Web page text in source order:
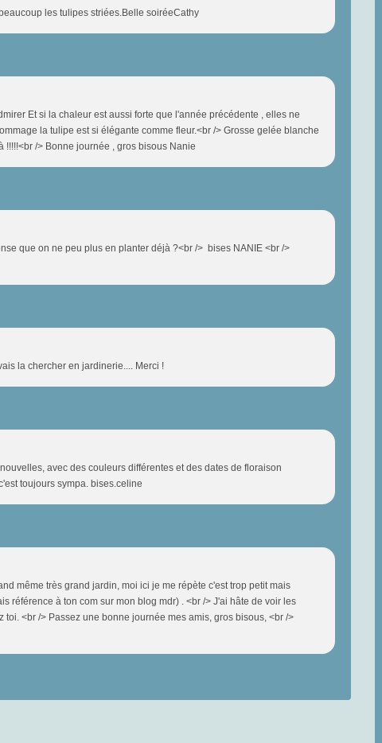
les tulipes striées.Belle soiréeCathy
Et si la chaleur est aussi forte que l'année précédente , elles ne
la tulipe est si élégante comme fleur.<br /> Grosse gelée blanche
/> Bonne journée , gros bisous Nanie
que on ne peu plus en planter déjà ?<br /> bises NANIE <br />
la chercher en jardinerie.... Merci !
avec des couleurs différentes et des dates de floraison
toujours sympa. bises.celine
même très grand jardin, moi ici je me répète c'est trop petit mais
référence à ton com sur mon blog mdr) . <br /> J'ai hâte de voir les
<br /> Passez une bonne journée mes amis, gros bisous, <br />